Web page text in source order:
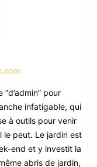
pour
infatigable, qui
à outils pour venir
le peut. Le jardin est
end et y investit la
abris de jardin,